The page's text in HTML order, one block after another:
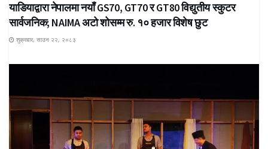
याडियाद्वारा नेपालमा नयाँ GS70, GT70 र GT80 विद्युतीय स्कुटर
सार्वजनिक; NAIMA अटो शोसम्म रु. १० हजार विशेष छुट
शुक्रबार, साउन २२, २०८३